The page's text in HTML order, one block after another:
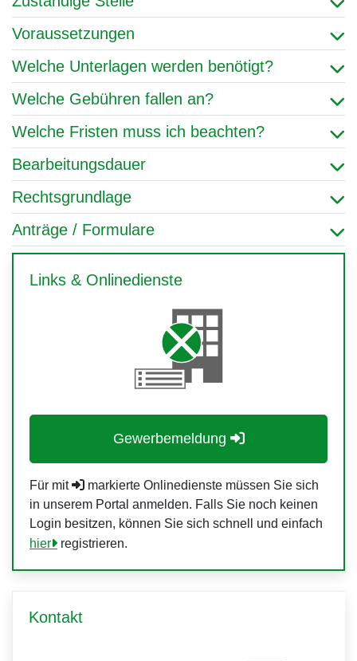
Voraussetzungen
Welche Unterlagen werden benötigt?
Welche Gebühren fallen an?
Welche Fristen muss ich beachten?
Bearbeitungsdauer
Rechtsgrundlage
Anträge / Formulare
Links & Onlinedienste
Gewerbemeldung
Für mit
markierte Onlinedienste müssen Sie sich
in unserem Portal anmelden. Falls Sie noch keinen
Login besitzen, können Sie sich schnell und einfach
hier
registrieren.
Kontakt